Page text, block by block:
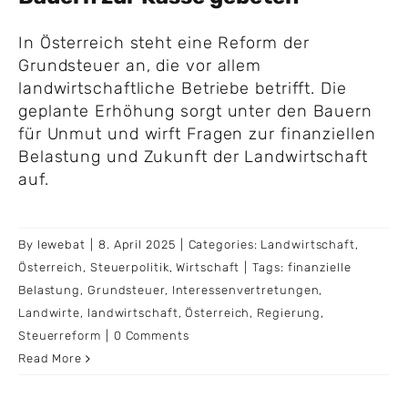
In Österreich steht eine Reform der
Grundsteuer an, die vor allem
landwirtschaftliche Betriebe betrifft. Die
geplante Erhöhung sorgt unter den Bauern
für Unmut und wirft Fragen zur finanziellen
Belastung und Zukunft der Landwirtschaft
auf.
By lewebat 8. April 2025 Categories: Landwirtschaft,
Österreich , Steuerpolitik,Wirtschaft Tags: finanzielle
Belastung , Grundsteuer, Interessenvertretungen,
Landwirte, landwirtschaft,Österreich , Regierung ,
Steuerreform
0 Comments
Read More